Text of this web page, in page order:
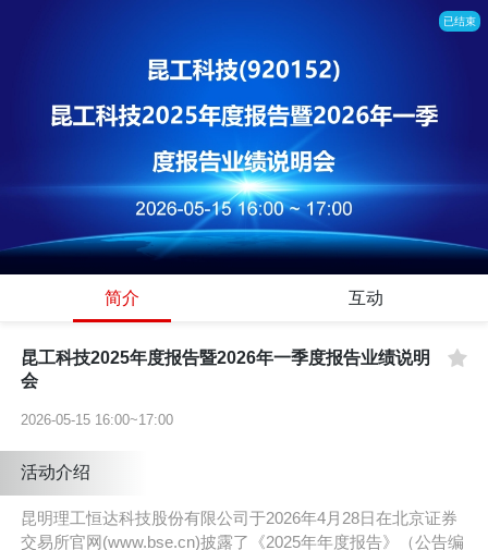
已结束
简介 互动
昆工科技2025年度报告暨2026年一季度报告业绩说明
会
2026-05-15 16:00~17:00
活动介绍
昆明理工恒达科技股份有限公司于2026年4月28日在北京证券
交易所官网(www.bse.cn)披露了《2025年年度报告》（公告编